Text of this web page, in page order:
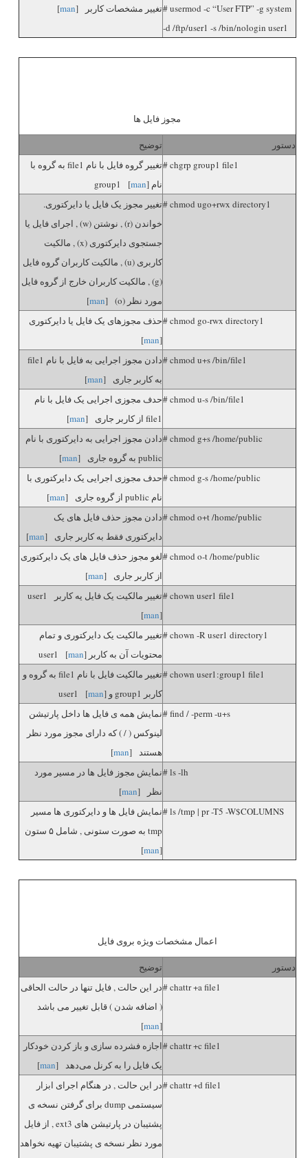
# usermod -c “User FTP” -g system
-d /ftp/user1 -s /bin/nologin user1
تغییر مشخصات کاربر [man
]
مجوز فایل ها
دستور
توضیح
# chgrp group1 file1
تغییر گروه فایل با نام file1 به گروه با
نام group1 [ man]
# chmod ugo+rwx directory1تغییر مجوز یک فایل یا دایرکتوری.
خواندن (r) , نوشتن (w) , اجرای فایل یا
جستجوی دایرکتوری (x) , مالکیت
کاربری (u) , مالکیت کاربران گروه فایل
(g) , مالکیت کاربران خارج از گروه فایل
مورد نظر (o) [
man
]
# chmod go-rwx directory1حذف مجوزهای یک فایل یا دایرکتوری
[
man
]
# chmod u+s /bin/file1
دادن مجوز اجرایی به فایل با نام file1
به کاربر جاری [man
]
# chmod u-s /bin/file1حدف مجوزی اجرایی یک فایل با نام
file1 از کاربر جاری [
man
]
# chmod g+s /home/publicدادن مجوز اجرایی به دایرکتوری با نام
public به گروه جاری [
man
]
# chmod g-s /home/publicحدف مجوزی اجرایی یک دایرکتوری با
نام public از گروه جاری [
man
]
# chmod o+t /home/publicدادن مجوز حذف فایل های یک
دایرکتوری فقط به کاربر جاری [man
]
# chmod o-t /home/publicلغو مجوز حذف فایل های یک دایرکتوری
از کاربر جاری [man
]
# chown user1 file1
تغییر مالکیت یک فایل یه کاربر user1
[man]
# chown -R user1 directory1تغییر مالکیت یک دایرکتوری و تمام
محتویات آن به کاربر user1 [ man]
# chown user1:group1 file1
تغییر مالکیت فایل با نام file1 به گروه و
کاربر group1 و user1 [
man]
# find / -perm -u+sنمایش همه ی فایل ها داخل پارتیشن
لینوکس ( / ) که دارای مجوز مورد نظر
هستند [man
]
# ls -lhنمایش مجوز فایل ها در مسیر مورد
نظر [man
]
# ls /tmp | pr -T5 -W$COLUMNSنمایش فایل ها و دایرکتوری ها مسیر
tmp به صورت ستونی , شامل ۵ ستون
[
man
]
اعمال مشخصات ویژه بروی فایل
دستور
توضیح
# chattr +a file1در این حالت , فایل تنها در حالت الحاقی
( اضافه شدن ) قابل تغییر می باشد
[
man
]
# chattr +c file1اجازه فشرده سازی و باز کردن خودکار
یک فایل را به کرنل می‌دهد [man
]
# chattr +d file1در این حالت , در هنگام اجرای ابزار
سیستمی dump برای گرفتن نسخه ی
پشتیبان در پارتیشن های ext3 , از فایل
مورد نظر نسخه ی پشتیبان تهیه نخواهد